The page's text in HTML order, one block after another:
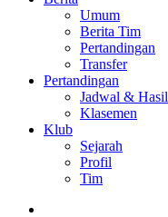
Umum
Berita Tim
Pertandingan
Transfer
Pertandingan
Jadwal & Hasil
Klasemen
Klub
Sejarah
Profil
Tim